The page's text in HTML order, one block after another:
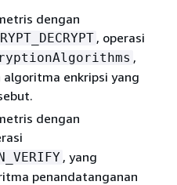
dengan
, operasi
,
enkripsi yang
dengan
, yang
penandatanganan